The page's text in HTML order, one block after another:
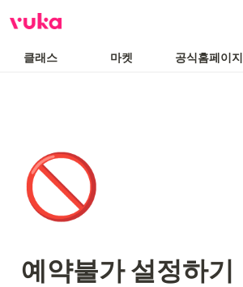
클래스 마켓 공식홈페이지
🚫
예약불가 설정하기